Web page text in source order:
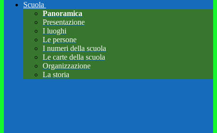
Scuola
Panoramica
Presentazione
I luoghi
Le persone
I numeri della scuola
Le carte della scuola
Organizzazione
La storia